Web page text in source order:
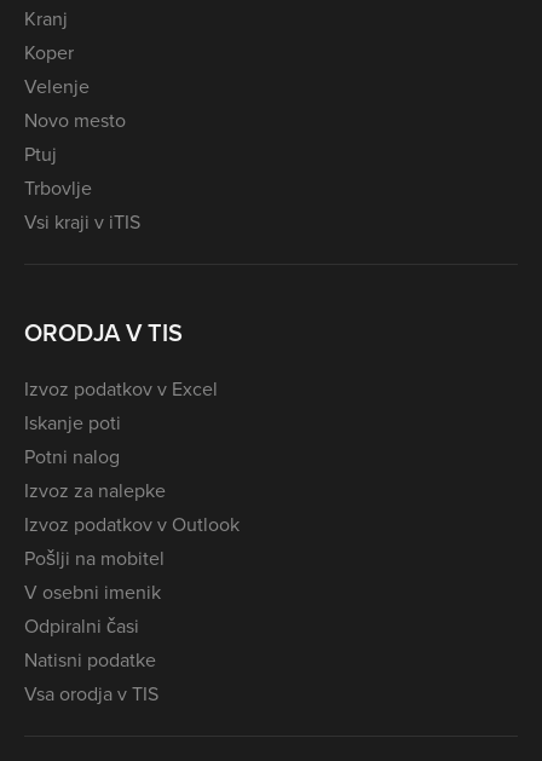
Kranj
Koper
Velenje
Novo mesto
Ptuj
Trbovlje
Vsi kraji v iTIS
ORODJA V TIS
Izvoz podatkov v Excel
Iskanje poti
Potni nalog
Izvoz za nalepke
Izvoz podatkov v Outlook
Pošlji na mobitel
V osebni imenik
Odpiralni časi
Natisni podatke
Vsa orodja v TIS